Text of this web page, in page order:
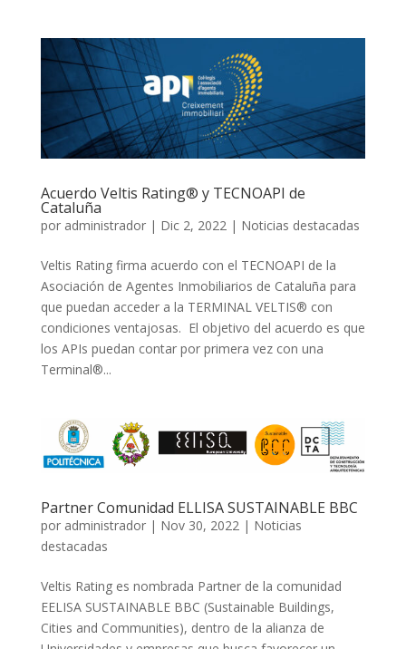
Acuerdo Veltis Rating® y TECNOAPI de
Cataluña
por administrador| Dic 2, 2022| Noticias destacadas
Veltis Rating firma acuerdo con el TECNOAPI de la
Asociación de Agentes Inmobiliarios de Cataluña para
que puedan acceder a la TERMINAL VELTIS® con
condiciones ventajosas. El objetivo del acuerdo es que
los APIs puedan contar por primera vez con una
Terminal®...
Partner Comunidad ELLISA SUSTAINABLE BBC
por administrador| Nov 30, 2022 | Noticias
destacadas
Veltis Rating es nombrada Partner de la comunidad
EELISA SUSTAINABLE BBC (Sustainable Buildings,
Cities and Communities), dentro de la alianza de